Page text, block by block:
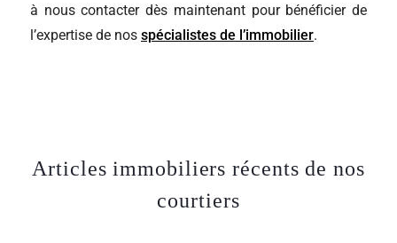
à nous contacter dès maintenant pour bénéficier de
l’expertise de nos spécialistes de l’immobilier.
Articles immobiliers récents de nos
courtiers